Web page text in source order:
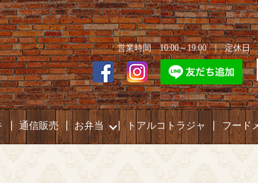
営業時間 10:00～19:00 | 定休
通信販売 お弁当 トアルコトラジャ フード